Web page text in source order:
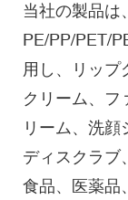
当社の製品は
PE/PP/PET/
用し、リップ
クリーム、フ
リーム、洗
ディスクラブ
食品、医薬品